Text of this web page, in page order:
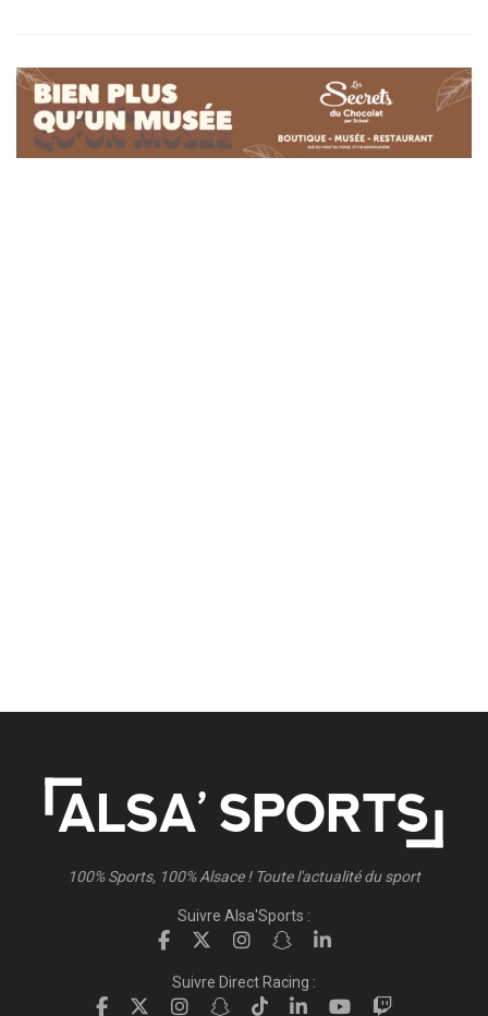
100% Sports, 100% Alsace ! Toute l'actualité du sport
Suivre Alsa'Sports :
Suivre Direct Racing :